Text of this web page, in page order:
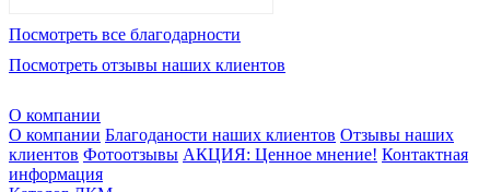
Посмотреть все благодарности
Посмотреть отзывы наших клиентов
О компании
О компании Благоданости наших клиентов Отзывы наших
клиентов Фотоотзывы АКЦИЯ: Ценное мнение! Контактная
информация